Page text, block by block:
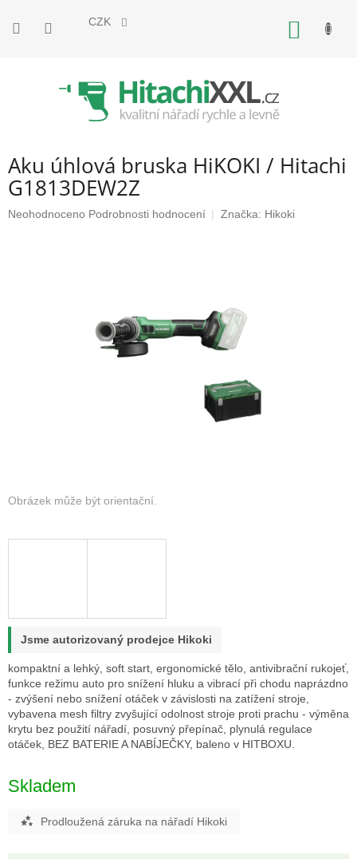
obsah
CZK
Aku úhlová bruska HiKOKI / Hitachi
G1813DEW2Z
Průměrné
Neohodnoceno Podrobnosti hodnocení Značka: Hikoki
Jsme autorizovaný prodejce Hikoki
kompaktní a lehký, soft start, ergonomické tělo, antivibrační rukojeť,
funkce režimu auto pro snížení hluku a vibrací při chodu naprázdno
- zvýšení nebo snížení otáček v závislosti na zatížení stroje,
vybavena mesh filtry zvyšující odolnost stroje proti prachu - výměna
krytu bez použití nářadí, posuvný přepínač, plynulá regulace
otáček, BEZ BATERIE A NABÍJEČKY, baleno v HITBOXU.
Skladem
Prodloužená záruka na nářadí Hikoki